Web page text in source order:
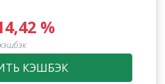
%
кэшбэк
КЭШБЭК